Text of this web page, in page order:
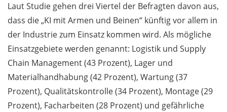
Laut Studie gehen drei Viertel der Befragten davon aus,
dass die „KI mit Armen und Beinen“ künftig vor allem in
der Industrie zum Einsatz kommen wird. Als mögliche
Einsatzgebiete werden genannt: Logistik und Supply
Chain Management (43 Prozent), Lager und
Materialhandhabung (42 Prozent), Wartung (37
Prozent), Qualitätskontrolle (34 Prozent), Montage (29
Prozent), Facharbeiten (28 Prozent) und gefährliche